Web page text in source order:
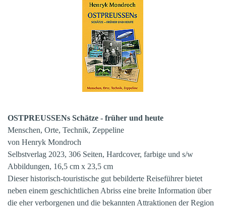
OSTPREUSSENs Schätze - früher und heute
Menschen, Orte, Technik, Zeppeline
von Henryk Mondroch
Selbstverlag 2023, 306 Seiten, Hardcover, farbige und s/w
Abbildungen, 16,5 cm x 23,5 cm
Dieser historisch-touristische gut bebilderte Reiseführer bietet
neben einem geschichtlichen Abriss eine breite Information über
die eher verborgenen und die bekannten Attraktionen der Region